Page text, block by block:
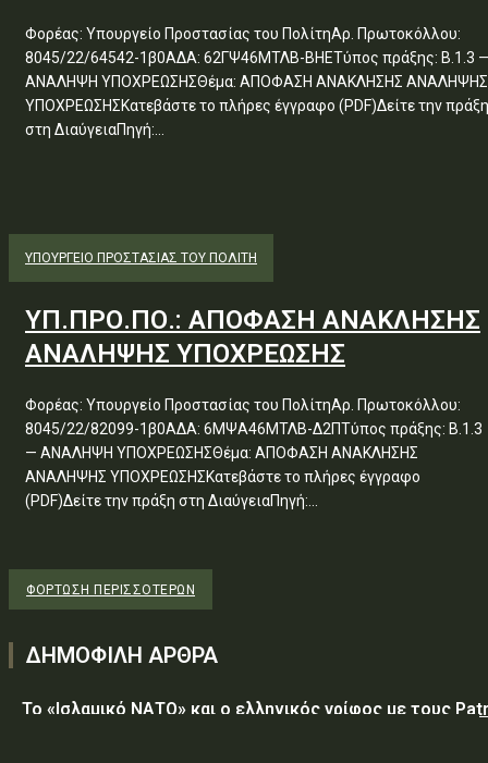
Φορέας: Υπουργείο Προστασίας του ΠολίτηΑρ. Πρωτοκόλλου:
8045/22/64542-1β0ΑΔΑ: 62ΓΨ46ΜΤΛΒ-ΒΗΕΤύπος πράξης: Β.1.3
ΑΝΑΛΗΨΗ ΥΠΟΧΡΕΩΣΗΣΘέμα: ΑΠΟΦΑΣΗ ΑΝΑΚΛΗΣΗΣ ΑΝΑΛΗΨΗΣ
ΥΠΟΧΡΕΩΣΗΣΚατεβάστε το πλήρες έγγραφο (PDF)Δείτε την πράξη
στη ΔιαύγειαΠηγή:...
ΥΠΟΥΡΓΕΊΟ ΠΡΟΣΤΑΣΊΑΣ ΤΟΥ ΠΟΛΊΤΗ
ΥΠ.ΠΡΟ.ΠΟ.: ΑΠΟΦΑΣΗ ΑΝΑΚΛΗΣΗΣ
ΑΝΑΛΗΨΗΣ ΥΠΟΧΡΕΩΣΗΣ
Φορέας: Υπουργείο Προστασίας του ΠολίτηΑρ. Πρωτοκόλλου:
8045/22/82099-1β0ΑΔΑ: 6ΜΨΑ46ΜΤΛΒ-Δ2ΠΤύπος πράξης: Β.1.3
— ΑΝΑΛΗΨΗ ΥΠΟΧΡΕΩΣΗΣΘέμα: ΑΠΟΦΑΣΗ ΑΝΑΚΛΗΣΗΣ
ΑΝΑΛΗΨΗΣ ΥΠΟΧΡΕΩΣΗΣΚατεβάστε το πλήρες έγγραφο
(PDF)Δείτε την πράξη στη ΔιαύγειαΠηγή:...
ΦΌΡΤΩΣΗ ΠΕΡΙΣΣΟΤΈΡΩΝ
ΔΗΜΟΦΙΛΗ ΑΡΘΡΑ
Το «Ισλαμικό ΝΑΤΟ» και ο ελληνικός γρίφος με τους